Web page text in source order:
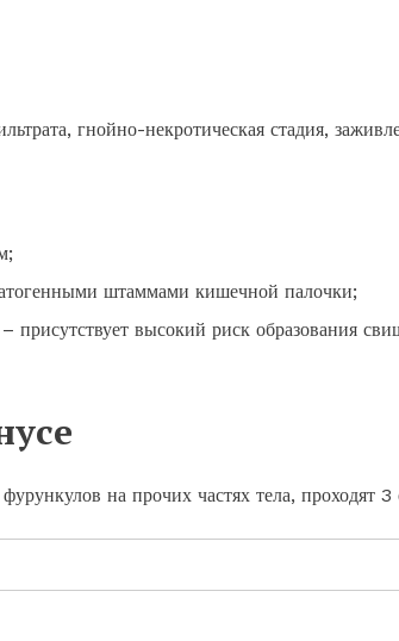
гнойно-некротическая стадия,
штаммами кишечной палочки;
присутствует высокий риск образования
на прочих частях тела, проходят 3